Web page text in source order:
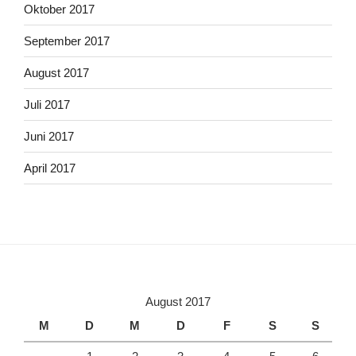
Oktober 2017
September 2017
August 2017
Juli 2017
Juni 2017
April 2017
August 2017
M
D M D F S S